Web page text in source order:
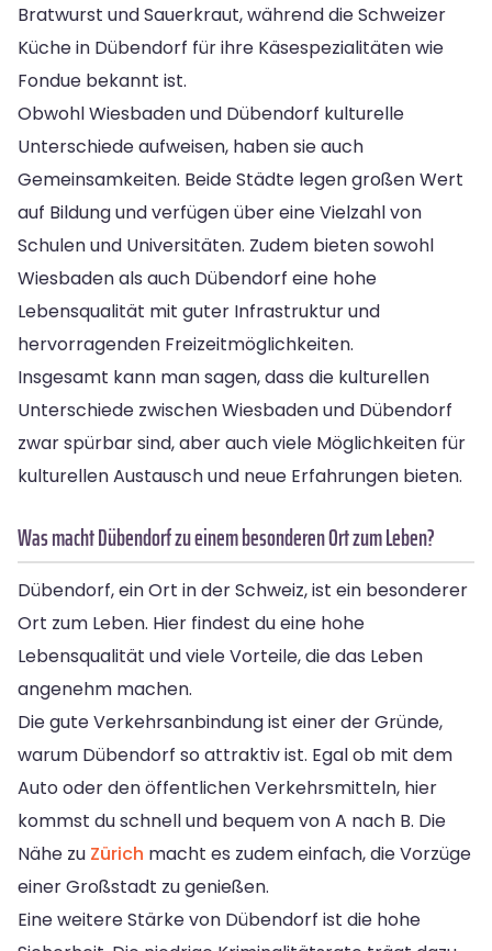
Bratwurst und Sauerkraut, während die Schweizer
Küche in Dübendorf für ihre Käsespezialitäten wie
Fondue bekannt ist.
Obwohl Wiesbaden und Dübendorf kulturelle
Unterschiede aufweisen, haben sie auch
Gemeinsamkeiten. Beide Städte legen großen Wert
auf Bildung und verfügen über eine Vielzahl von
Schulen und Universitäten. Zudem bieten sowohl
Wiesbaden als auch Dübendorf eine hohe
Lebensqualität mit guter Infrastruktur und
hervorragenden Freizeitmöglichkeiten.
Insgesamt kann man sagen, dass die kulturellen
Unterschiede zwischen Wiesbaden und Dübendorf
zwar spürbar sind, aber auch viele Möglichkeiten für
kulturellen Austausch und neue Erfahrungen bieten.
Was macht Dübendorf zu einem besonderen Ort zum Leben?
Dübendorf, ein Ort in der Schweiz, ist ein besonderer
Ort zum Leben. Hier findest du eine hohe
Lebensqualität und viele Vorteile, die das Leben
angenehm machen.
Die gute Verkehrsanbindung ist einer der Gründe,
warum Dübendorf so attraktiv ist. Egal ob mit dem
Auto oder den öffentlichen Verkehrsmitteln, hier
kommst du schnell und bequem von A nach B. Die
Nähe zu Zürich macht es zudem einfach, die Vorzüge
einer Großstadt zu genießen.
Eine weitere Stärke von Dübendorf ist die hohe